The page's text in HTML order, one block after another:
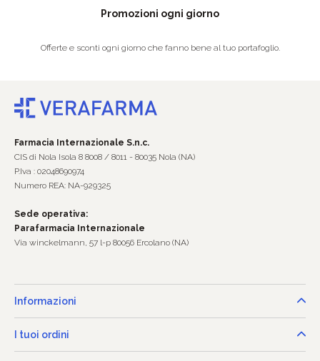
Promozioni ogni giorno
Offerte e sconti ogni giorno che fanno bene al tuo portafoglio.
Farmacia Internazionale S.n.c.
CIS di Nola Isola 8 8008 / 8011 - 80035 Nola (NA)
P.Iva : 02048690974
Numero REA: NA-929325
Sede operativa:
Parafarmacia Internazionale
Via winckelmann, 57 l-p 80056 Ercolano (NA)
Informazioni
I tuoi ordini